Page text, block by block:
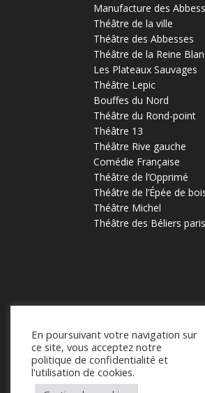
Manufacture des
Théâtre de la ville
Théâtre des Abbesses
Théâtre de la Reine
Les Plateaux Sauvages
Théâtre Lepic
Bouffes du Nord
Théâtre du Rond-point
Théâtre 13
Théâtre Rive gauche
Comédie Française
Théâtre de l’Opprimé
Théâtre de l’Épée de
Théâtre Michel
Théâtre des Béliers
En poursuivant votre navigation sur
ce site, vous acceptez notre
politique de confidentialité et
l'utilisation de cookies.